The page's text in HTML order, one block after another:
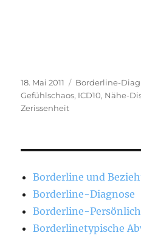
Veröffentlicht
am
18. Mai 2011 Kategorien
Borderline-
Gefühlschaos, ICD10, Nähe-
Zerissenheit
Borderline und
Borderline-Diagnose
Borderline-
Borderlinetypische